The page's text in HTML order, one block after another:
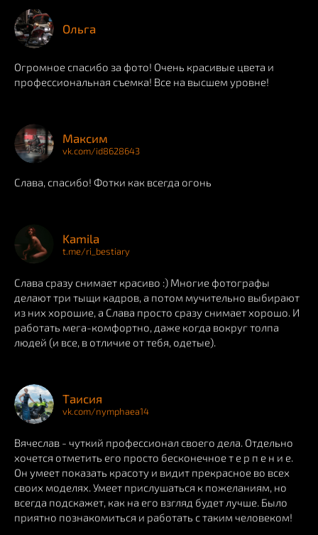
Ольга
Огромное спасибо за фото! Очень красивые цвета и
профессиональная съемка! Все на высшем уровне!
Максим
vk.com/id8628643
Слава, спасибо! Фотки как всегда огонь
Kamila
t.me/ri_bestiary
Слава сразу снимает красиво :) Многие фотографы
делают три тыщи кадров, а потом мучительно выбирают
из них хорошие, а Слава просто сразу снимает хорошо. И
работать мега-комфортно, даже когда вокруг толпа
людей (и все, в отличие от тебя, одетые).
Таисия
vk.com/nymphaea14
Вячеслав - чуткий профессионал своего дела. Отдельно
хочется отметить его просто бесконечное т е р п е н и е.
Он умеет показать красоту и видит прекрасное во всех
своих моделях. Умеет прислушаться к пожеланиям, но
всегда подскажет, как на его взгляд будет лучше. Было
приятно познакомиться и работать с таким человеком!